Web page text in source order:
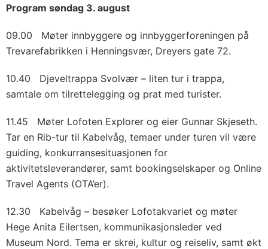
Program søndag 3. august
09.00 Møter innbyggere og innbyggerforeningen på
Trevarefabrikken i Henningsvær, Dreyers gate 72.
10.40 Djeveltrappa Svolvær – liten tur i trappa,
samtale om tilrettelegging og prat med turister.
11.45 Møter Lofoten Explorer og eier Gunnar Skjeseth.
Tar en Rib-tur til Kabelvåg, temaer under turen vil være
guiding, konkurransesituasjonen for
aktivitetsleverandører, samt bookingselskaper og Online
Travel Agents (OTA’er).
12.30 Kabelvåg – besøker Lofotakvariet og møter
Hege Anita Eilertsen, kommunikasjonsleder ved
Museum Nord. Tema er skrei, kultur og reiseliv, samt økt